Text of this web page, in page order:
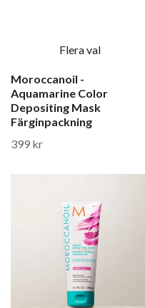
Flera val
Moroccanoil -
Aquamarine Color
Depositing Mask
Färginpackning
399 kr